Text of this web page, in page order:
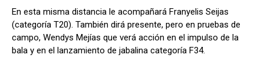
En esta misma distancia le acompañará Franyelis Seijas
(categoría T20). También dirá presente, pero en pruebas de
campo, Wendys Mejías que verá acción en el impulso de la
bala y en el lanzamiento de jabalina categoría F34.